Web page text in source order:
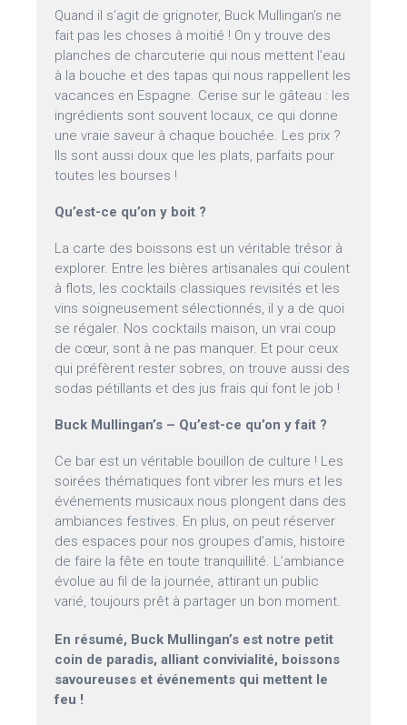
Quand il s’agit de grignoter, Buck Mullingan’s ne
fait pas les choses à moitié ! On y trouve des
planches de charcuterie qui nous mettent l’eau
à la bouche et des tapas qui nous rappellent les
vacances en Espagne. Cerise sur le gâteau : les
ingrédients sont souvent locaux, ce qui donne
une vraie saveur à chaque bouchée. Les prix ?
Ils sont aussi doux que les plats, parfaits pour
toutes les bourses !
Qu’est-ce qu’on y boit ?
La carte des boissons est un véritable trésor à
explorer. Entre les bières artisanales qui coulent
à flots, les cocktails classiques revisités et les
vins soigneusement sélectionnés, il y a de quoi
se régaler. Nos cocktails maison, un vrai coup
de cœur, sont à ne pas manquer. Et pour ceux
qui préfèrent rester sobres, on trouve aussi des
sodas pétillants et des jus frais qui font le job !
Buck Mullingan’s – Qu’est-ce qu’on y fait ?
Ce bar est un véritable bouillon de culture ! Les
soirées thématiques font vibrer les murs et les
événements musicaux nous plongent dans des
ambiances festives. En plus, on peut réserver
des espaces pour nos groupes d’amis, histoire
de faire la fête en toute tranquillité. L’ambiance
évolue au fil de la journée, attirant un public
varié, toujours prêt à partager un bon moment.
En résumé, Buck Mullingan’s est notre petit
coin de paradis, alliant convivialité, boissons
savoureuses et événements qui mettent le
feu !